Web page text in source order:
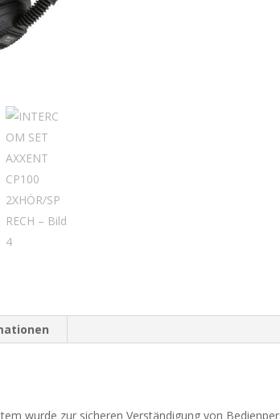
wurde zur sicheren Verständigung von